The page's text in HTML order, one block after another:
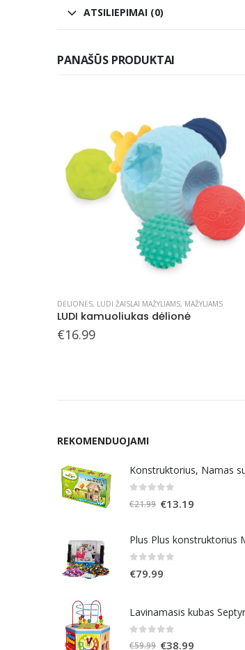
ATSILIEPIMAI (0)
PANAŠŪS PRODUKTAI
DĖLIONĖS, LUDI ŽAISLAI MAŽYLIAMS, MAŽYLIAMS
LUDI kamuoliukas dėlionė
€16.99
REKOMENDUOJAMI
Konstruktorius, Namas
€21.99 Original
€13.19
Plus Plus konstruktorius
€79.99
Lavinamasis kubas
€59.99 Original
€38.99